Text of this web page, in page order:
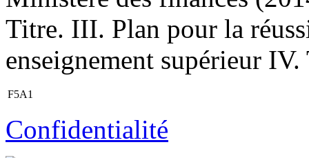
Titre. III. Plan pour la
enseignement supérieur
F5A1
Confidentialité